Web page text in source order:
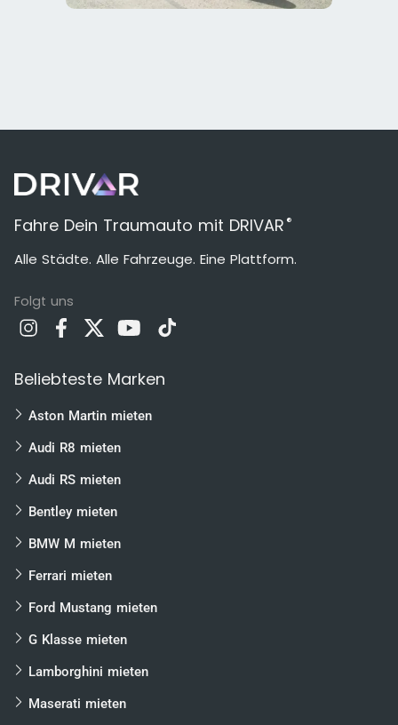
Fahre Dein Traumauto mit DRIVAR ®
Alle Städte. Alle Fahrzeuge. Eine Plattform.
Folgt uns
Beliebteste Marken
Aston Martin mieten
Audi R8 mieten
Audi RS mieten
Bentley mieten
BMW M mieten
Ferrari mieten
Ford Mustang mieten
G Klasse mieten
Lamborghini mieten
Maserati mieten